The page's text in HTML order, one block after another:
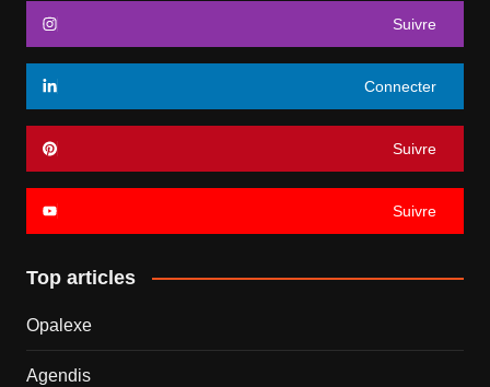
Suivre
Connecter
Suivre
Suivre
Top articles
Opalexe
Agendis